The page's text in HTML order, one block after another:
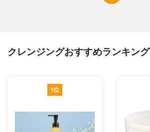
クレンジングおすすめランキング
1位